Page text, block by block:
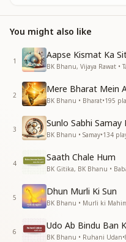
हम उनसे मिलन मनाए
जब तुफा से मन घबराए राह
साथी बनकर प्यारा बाबा चलना
धरती के तुम चांद सितारे जग के
जग के हो उजियारे
सारी दुनिया तुमको पुकारे
दूर करो अंधियारे
दूर करो अंधियारे
हमको मिले है हमे हमारे
हमको मिले है हमे हमारे जन जन
जब तुफा से मन घबराए राह
साथी बनकर प्यारा बाबा
खुशियों से नाचे झूमे मन जब
जब तुफा से मन घबराए राह
साथी बनकर प्यारा बाबा
साथी बनकर प्यारा बाबा चलना
चलना हमे सिखाए
You might also like
1
Aapse Kismat Ka
BK Bhanu, Vijaya Rawat •
2
Mere Bharat Mein
BK Bhanu • Bharat•195
3
Sunlo Sabhi Samay
BK Bhanu • Samay•134
4
Saath Chale Hum
BK Gitika, BK Bhanu •
5
Dhun Murli Ki Sun
BK Bhanu • Murli ki
6
Udo Ab Bindu Ban
BK Bhanu • Ruhani Udan•